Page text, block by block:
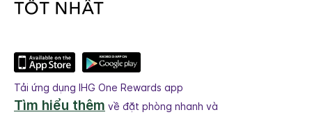
Tải ứng dụng IHG One Rewards app
Tìm hiểu thêm về đặt phòng nhanh và